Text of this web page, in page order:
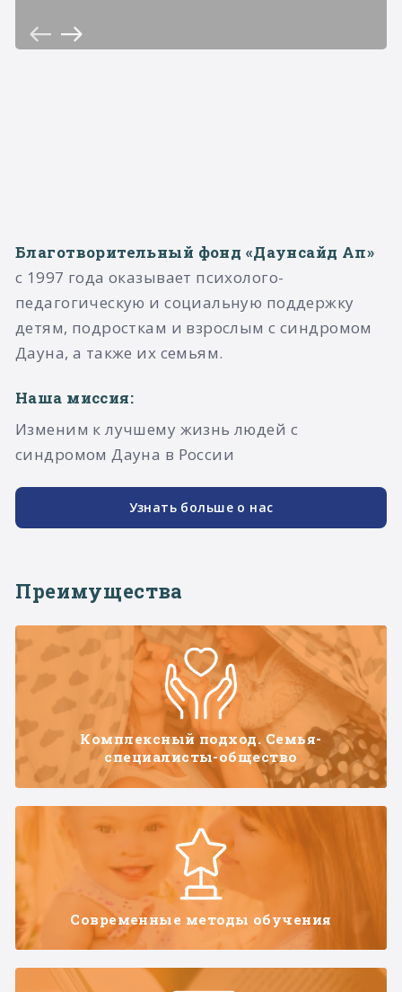
Благотворительный фонд «Даунсайд Ап»
с 1997 года оказывает психолого-
педагогическую и социальную поддержку
детям, подросткам и взрослым с синдромом
Дауна, а также их семьям.​
Наша миссия:
Изменим к лучшему жизнь людей с
синдромом Дауна в России
Узнать больше о нас
Преимущества
Комплексный подход. Семья-
специалисты-общество
Современные методы обучения